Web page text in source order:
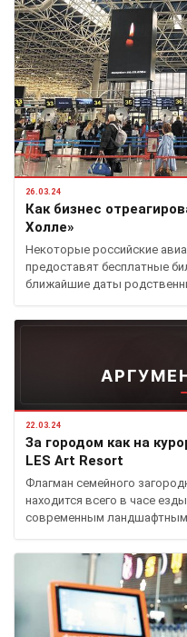
26.03.24
Как бизнес
Холле»
Некоторые российские
предоставят бесплатные
ближайшие даты
22.03.24
За городом как на
LES Art Resort
Флагман семейного
находится всего в часе
современным